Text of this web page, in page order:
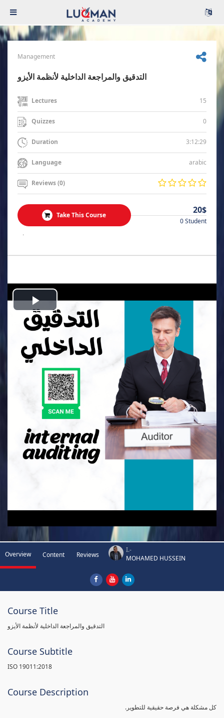
Management
التدقيق والمراجعة الداخلية لأنظمة الأيزو
Lectures 15
Quizzes 0
Duration 3:12:29
Language arabic
Reviews (0)
Take This Course 20$
0 Student
.
Play
Video
Overview Content Reviews
I.-
MOHAMED HUSSEIN
Course Title
التدقيق والمراجعة الداخلية لأنظمة الأيزو
Course Subtitle
ISO 19011:2018
Course Description
كل مشكلة هي فرصة حقيقية للتطوير.